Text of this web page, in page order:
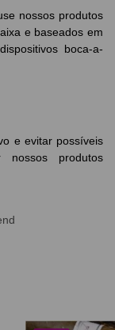
nossos produtos
e baseados em
boca-a-
e evitar possíveis
produtos